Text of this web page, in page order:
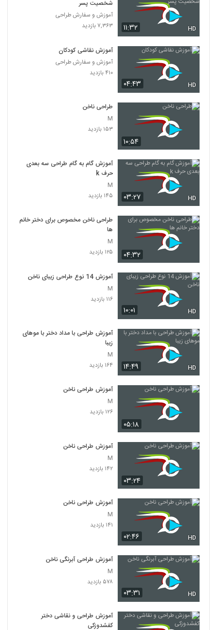
۱۱:۳۲ HD
شخصیت پسر
آموزش و سفارش طراحی
۷,۳۶۳ بازدید
۰۴:۴۳ HD
آموزش نقاشی کودکان
آموزش و سفارش طراحی
۴۱۰ بازدید
۱۰:۵۴
طراحی ناخن
M
۱۵۳ بازدید
۰۳:۲۷ HD
آموزش گام به گام طراحی سه بعدی
حرف k
M
۱۴۵ بازدید
۰۴:۳۲
طراحی ناخن مخصوص برای دختر خانم
ها
M
۱۲۵ بازدید
۱۰:۰۱ HD
آموزش 14 نوع طراحی زیبای ناخن
M
۱۱۶ بازدید
۱۴:۴۹ HD
آموزش طراحی با مداد دختر با موهای
زیبا
M
۱۶۴ بازدید
۰۵:۱۸
آموزش طراحی ناخن
M
۱۲۶ بازدید
۰۳:۲۴
آموزش طراحی ناخن
M
۱۴۲ بازدید
۰۲:۴۶ HD
آموزش طراحی ناخن
M
۱۴۱ بازدید
۰۳:۳۱ HD
آموزش طراحی آبرنگی ناخن
M
۵۷۸ بازدید
آموزش طراحی و نقاشی دختر
کفشدوزکی